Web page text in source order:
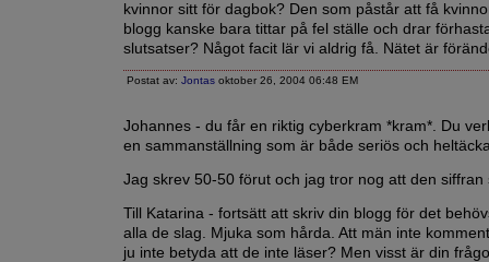
kvinnor sitt för dagbok? Den som påstår att få
blogg kanske bara tittar på fel ställe och drar
slutsatser? Något facit lär vi aldrig få. Nätet är
Postat av: Jontas oktober 26, 2004 06:48 EM
Johannes - du får en riktig cyberkram *kram*. Du
en sammanställning som är både seriös och
Jag skrev 50-50 förut och jag tror nog att den siffran
Till Katarina - fortsätt att skriv din blogg för det
alla de slag. Mjuka som hårda. Att män inte
ju inte betyda att de inte läser? Men visst är din